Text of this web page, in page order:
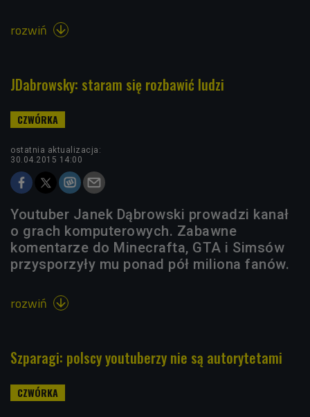
rozwiń 
JDabrowsky: staram się rozbawić ludzi
ostatnia aktualizacja:
30.04.2015 14:00
Youtuber Janek Dąbrowski prowadzi kanał
o grach komputerowych. Zabawne
komentarze do Minecrafta, GTA i Simsów
przysporzyły mu ponad pół miliona fanów.
rozwiń 
Szparagi: polscy youtuberzy nie są autorytetami